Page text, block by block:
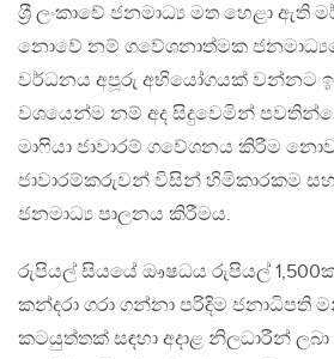
ශ‍්‍රී ලංකාවේ ජනමාධ්‍ය මත හෙළා ඇති
නොවේ නම් ගවේශනාත්මක
වර්ධනය අපූරු අභියෝගයක් වන්නට
වශයෙන්ම නම් අද සිදුවෙමින්
මාෆියා ජාවාරම් ගවේශනය කිරීම
ජාවාරම්කරුවන් විසින් හිමිකාරකම
ජනමාධ්‍ය පාලනය කිරීමය.
රුපියල් සියයේ ඖෂධය රුපියල්
කන්දරා ගරා ගන්නා පරිදිම ජනාධිපති
කටයුත්තක් සඳහා අදාළ නිලධාරීන්